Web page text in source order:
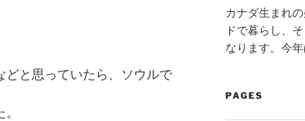
どと思っていたら、ソウルで
カナダ生まれ
ドで暮らし、
なります。今年
PAGES